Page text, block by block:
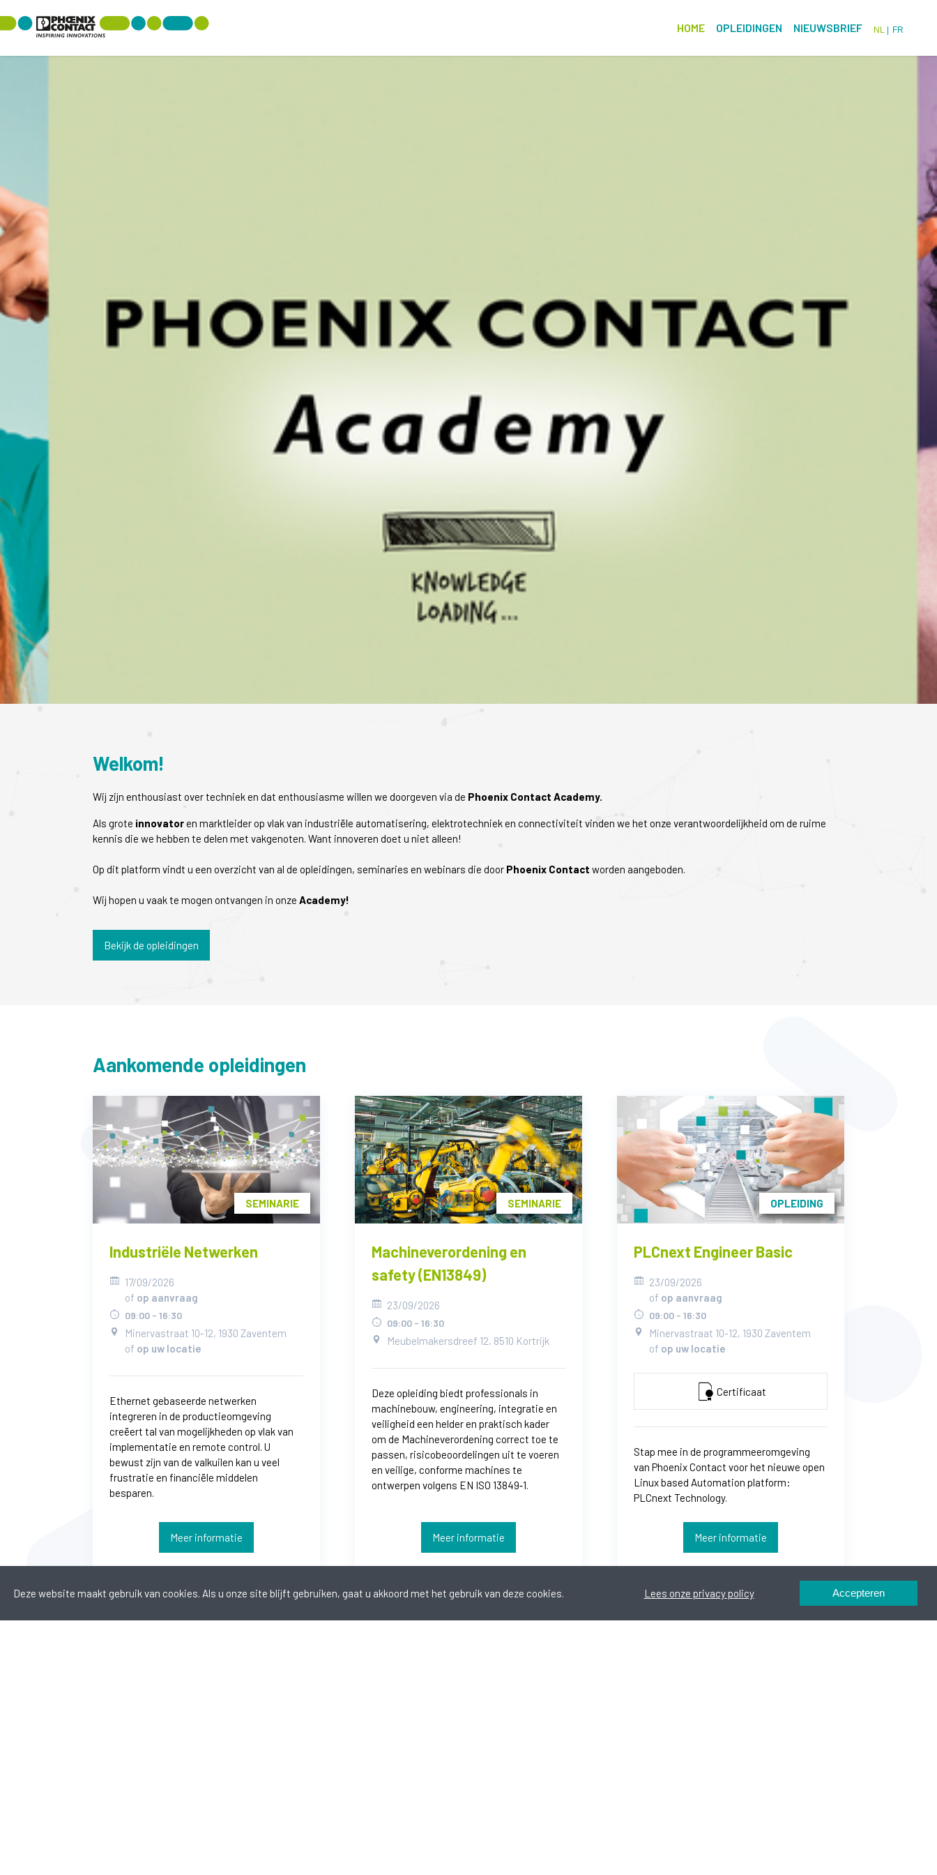
HOME OPLEIDINGEN NIEUWSBRIEF NL FR
Welkom!
Wij zijn enthousiast over techniek en dat enthousiasme willen we doorgeven via de Phoenix Contact Academy.
Als grote innovatoren marktleider op vlak van industriële automatisering, elektrotechniek en connectiviteit vinden we het onze verantwoordelijkheid om de ruime
kennis die we hebben te delen met vakgenoten. Want innoveren doet u niet alleen!
Op dit platform vindt u een overzicht van al de opleidingen, seminaries en webinars die door Phoenix Contact worden aangeboden.
Wij hopen u vaak te mogen ontvangen in onze Academy!
Bekijk de opleidingen
Aankomende opleidingen
SEMINARIE
Industriële Netwerken
17/09/2026
of op aanvraag
09:00 - 16:30
Minervastraat 10-12, 1930 Zaventem
of op uw locatie
Ethernet gebaseerde netwerken
integreren in de productieomgeving
creëert tal van mogelijkheden op vlak van
implementatie en remote control. U
bewust zijn van de valkuilen kan u veel
frustratie en financiële middelen
besparen.
Meer informatie
SEMINARIE
Machineverordening en
safety (EN13849)
23/09/2026
09:00 - 16:30
Meubelmakersdreef 12, 8510 Kortrijk
Deze opleiding biedt professionals in
machinebouw, engineering, integratie en
veiligheid een helder en praktisch kader
om de Machineverordening correct toe te
passen, risicobeoordelingen uit te voeren
en veilige, conforme machines te
ontwerpen volgens EN ISO 13849‑1.
Meer informatie
OPLEIDING
PLCnext Engineer Basic
23/09/2026
of op aanvraag
09:00 - 16:30
Minervastraat 10-12, 1930 Zaventem
of op uw locatie
Certificaat
Stap mee in de programmeeromgeving
van Phoenix Contact voor het nieuwe open
Linux based Automation platform:
PLCnext Technology.
Meer informatie
Deze website maakt gebruik van cookies. Als u onze site blijft gebruiken, gaat u akkoord met het gebruik van deze cookies. Lees onze privacy policy Accepteren